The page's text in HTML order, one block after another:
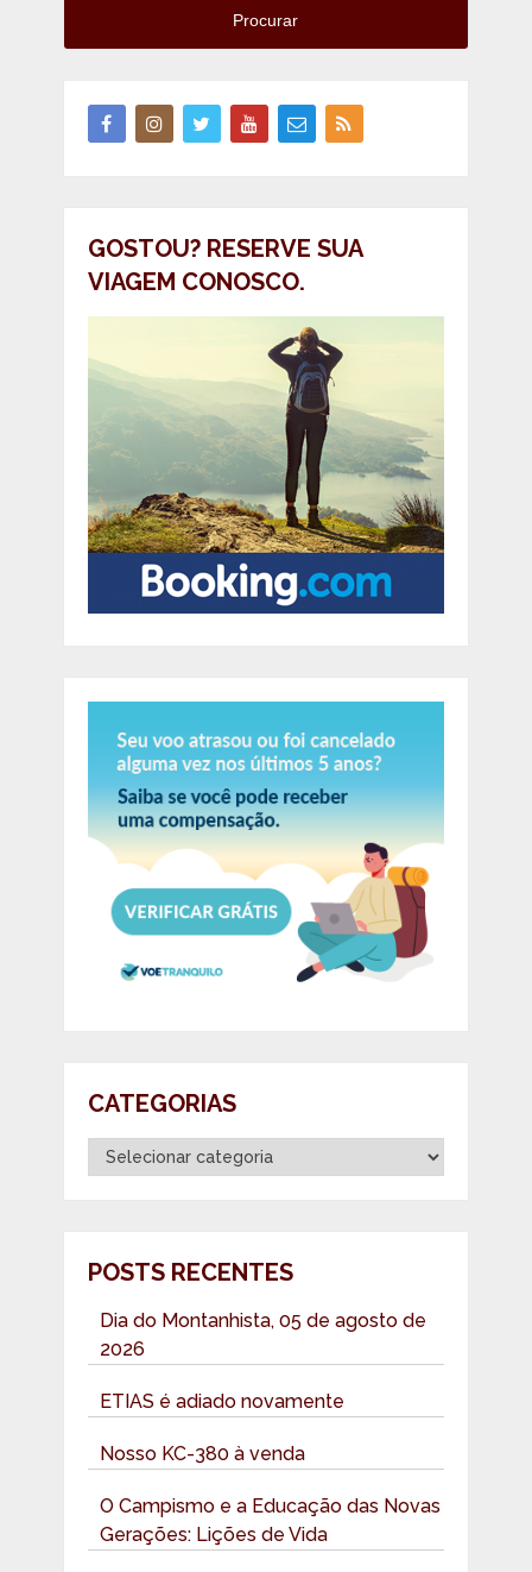
Procurar
GOSTOU? RESERVE SUA
VIAGEM CONOSCO.
CATEGORIAS
Categorias
POSTS RECENTES
Dia do Montanhista, 05 de agosto de
2026
ETIAS é adiado novamente
Nosso KC-380 à venda
O Campismo e a Educação das Novas
Gerações: Lições de Vida